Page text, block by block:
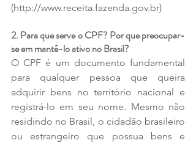
(http://www.receita.fazenda.gov.br)
2. Para que serve o CPF? Por que preocupar-
se em mantê-lo ativo no Brasil?
O CPF é um documento fundamental
para qualquer pessoa que queira
adquirir bens no território nacional e
registrá-lo em seu nome. Mesmo não
residindo no Brasil, o cidadão brasileiro
ou estrangeiro que possua bens e